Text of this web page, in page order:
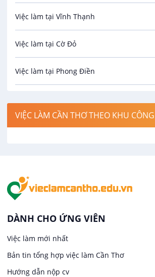
Cơ khí
Công nghệ sinh học
Công nghệ thực phẩm
Điện / Điện tử / Điện lạnh
Hàng hải / Hàng không
In ấn / Xuất bản
Kế toán
Lái xe
Lao Động Phổ Thông
Việc làm tại Vĩnh Thạnh
Việc làm tại Cờ Đỏ
Việc làm tại Phong Điền
Việc làm tại Cái Khế
Việc làm tại An Bình
Việc làm tại Long Tuyền
Việc làm tại Hưng Phú
VIỆC LÀM CẦN THƠ THEO KHU
DÀNH CHO ỨNG VIÊN
Việc làm mới nhất
Bản tin tổng hợp việc làm Cần Thơ
Hướng dẫn nộp cv